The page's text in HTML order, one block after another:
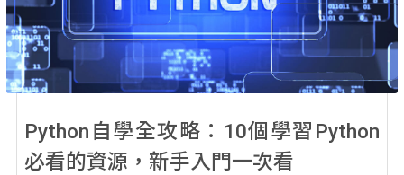
Python自學全攻略：10個學習Python
必看的資源，新手入門一次看